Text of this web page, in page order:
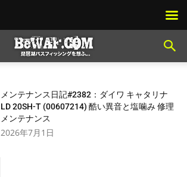
メンテナンス日記#2382：ダイワ キャタリナ
LD 20SH-T (00607214) 酷い異音と塩噛み 修理
メンテナンス
2026年7月1日